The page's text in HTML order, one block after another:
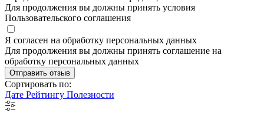
Для продолжения вы должны принять условия
Пользовательского соглашения
Я согласен на обработку персональных данных
Для продолжения вы должны принять соглашение на
обработку персональных данных
Отправить отзыв
Сортировать по:
Дате Рейтингу Полезности